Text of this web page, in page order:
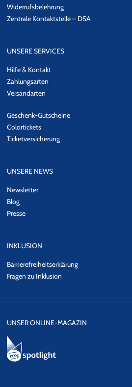
Widerrufsbelehrung
Zentrale Kontaktstelle – DSA
UNSERE SERVICES
Hilfe & Kontakt
Zahlungsarten
Versandarten
Geschenk-Gutscheine
Colortickets
Ticketversicherung
UNSERE NEWS
Newsletter
Blog
Presse
INKLUSION
Barrierefreiheitserklärung
Fragen zu Inklusion
UNSER ONLINE-MAGAZIN